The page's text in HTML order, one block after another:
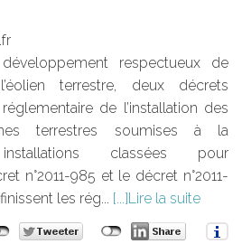
respectueux de
terrestre, deux décrets
de l’installation des
terrestres soumises à la
classées pour
n°2011-985 et le décret n°2011-
les rég...
Lire la suite